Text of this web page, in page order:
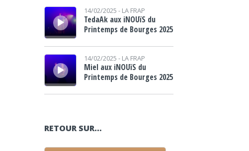
Lecteur audio
14/02/2025 - LA FRAP
TedaAk aux iNOUïS du
Printemps de Bourges 2025
Lecteur audio 14/02/2025 - LA FRAP
Miel aux iNOUïS du
Printemps de Bourges 2025
RETOUR SUR…
Lecteur audio